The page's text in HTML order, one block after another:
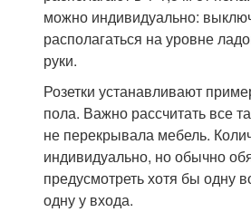
можно индивидуально:
располагаться на уровне
руки.
Розетки устанавливают
пола. Важно рассчитать все
не перекрывала мебель.
индивидуально, но обычно
предусмотреть хотя бы одну
одну у входа.